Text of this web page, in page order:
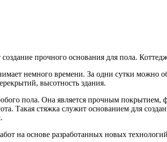
создание прочного основания для пола.
немного времени. За одни сутки
высотность здания.
пола. Она является прочным покрытием,
Такая стяжка служит основанием для
на основе разработанных новых